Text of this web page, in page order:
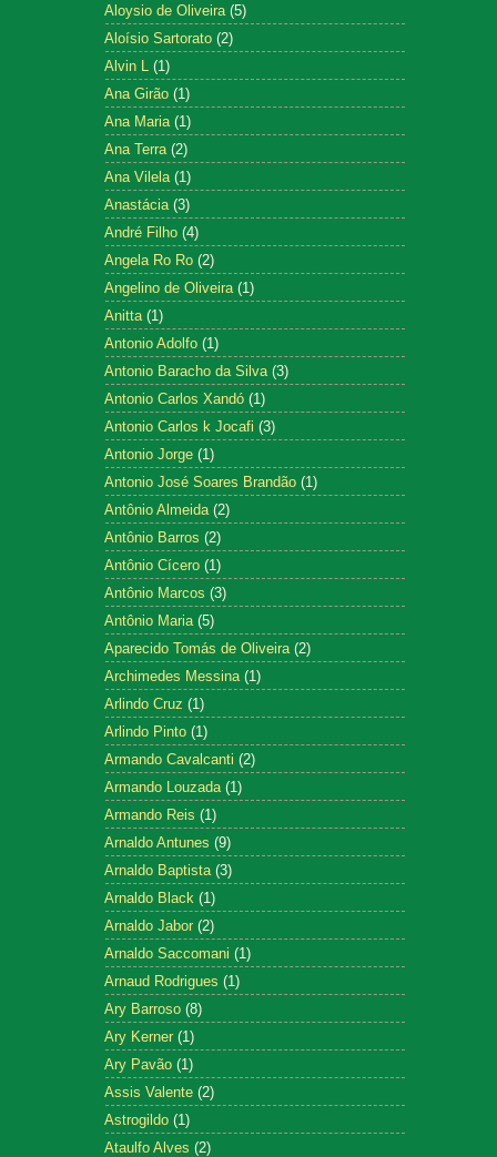
Aloysio de Oliveira (5)
Aloísio Sartorato (2)
Alvin L (1)
Ana Girão (1)
Ana Maria (1)
Ana Terra (2)
Ana Vilela (1)
Anastácia (3)
André Filho (4)
Angela Ro Ro (2)
Angelino de Oliveira (1)
Anitta (1)
Antonio Adolfo (1)
Antonio Baracho da Silva (3)
Antonio Carlos Xandó (1)
Antonio Carlos k Jocafi (3)
Antonio Jorge (1)
Antonio José Soares Brandão (1)
Antônio Almeida (2)
Antônio Barros (2)
Antônio Cícero (1)
Antônio Marcos (3)
Antônio Maria (5)
Aparecido Tomás de Oliveira (2)
Archimedes Messina (1)
Arlindo Cruz (1)
Arlindo Pinto (1)
Armando Cavalcanti (2)
Armando Louzada (1)
Armando Reis (1)
Arnaldo Antunes (9)
Arnaldo Baptista (3)
Arnaldo Black (1)
Arnaldo Jabor (2)
Arnaldo Saccomani (1)
Arnaud Rodrigues (1)
Ary Barroso (8)
Ary Kerner (1)
Ary Pavão (1)
Assis Valente (2)
Astrogildo (1)
Ataulfo Alves (2)